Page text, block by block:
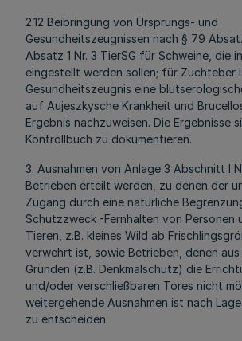
2.12 Beibringung von Ursprungs- und
Gesundheitszeugnissen nach § 79
Absatz 1 Nr. 3 TierSG für Schweine, die
eingestellt werden sollen; für Zuchteber
Gesundheitszeugnis eine
auf Aujeszkysche Krankheit und
Ergebnis nachzuweisen. Die Ergebnisse
Kontrollbuch zu dokumentieren.
3. Ausnahmen von Anlage 3 Abschnitt I
Betrieben erteilt werden, zu denen der
Zugang durch eine natürliche
Schutzzweck -Fernhalten von Personen
Tieren, z.B. kleines Wild ab
verwehrt ist, sowie Betrieben, denen
Gründen (z.B. Denkmalschutz) die
und/oder verschließbaren Tores nicht
weitergehende Ausnahmen ist nach
zu entscheiden.